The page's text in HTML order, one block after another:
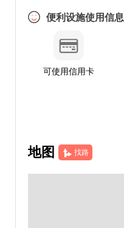
便利设施使用信息
可使用信用卡
地图 找路